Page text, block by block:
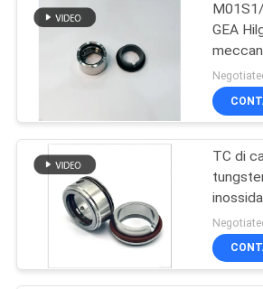
Guarnizioni
meccaniche
cartuccia
Guarnizione
GEA
30MM
TC di
SS304